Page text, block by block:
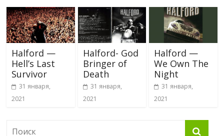
Halford —
Hell’s Last
Survivor
31 января,
2021
Halford- God
Bringer of
Death
31 января,
2021
Halford —
We Own The
Night
31 января,
2021